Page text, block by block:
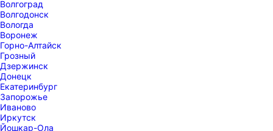
Волгоград
Волгодонск
Вологда
Воронеж
Горно-Алтайск
Грозный
Дзержинск
Донецк
Екатеринбург
Запорожье
Иваново
Иркутск
Йошкар-Ола